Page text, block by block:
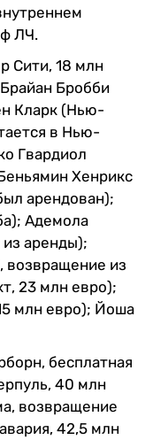
ЛЧ.
Сити, 18 млн
Бробби
Кларк (Нью-
в Нью-
Гвардиол
Хенрикс
арендован);
Адемола
аренды);
возвращение из
23 млн евро);
млн евро); Йоша
бесплатная
40 млн
возвращение
42,5 млн